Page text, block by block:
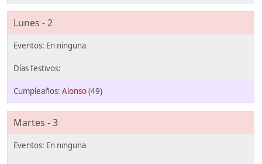
Lunes - 2
Alonso(49)
Martes - 3